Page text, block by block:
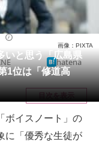
いと思う「広島県
1位は「修道高
画像：PIXTA
hatena
目次を表示
ボイスノート」の
に「優秀な生徒が